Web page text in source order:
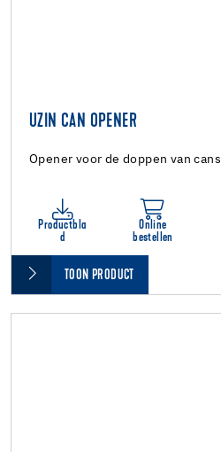
UZIN CAN OPENER
Opener voor de doppen van cans
Productbla
d
Online
bestellen
TOON PRODUCT